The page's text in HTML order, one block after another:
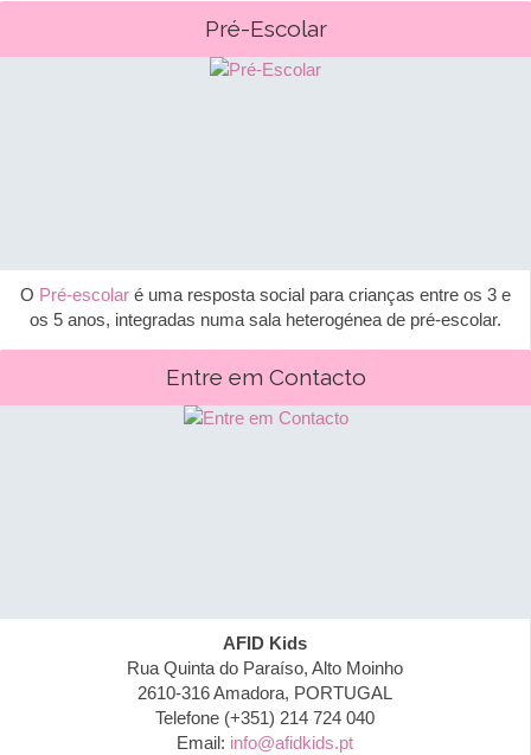
Pré-Escolar
O Pré-escolaré uma resposta social para crianças entre os 3 e
os 5 anos, integradas numa sala heterogénea de pré-escolar.
Entre em Contacto
AFID Kids
Rua Quinta do Paraíso, Alto Moinho
2610-316 Amadora, PORTUGAL
Telefone (+351) 214 724 040
Email: info@afidkids.pt